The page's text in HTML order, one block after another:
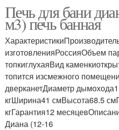
Печь для бани
м3) печь банная
изготовленияРоссияОбъем
топкиглухаяВид
топится изсмежного
дверканетДиаметр
кгШирина41 смВысота68.5
кгГарантия12
Диана (12-16